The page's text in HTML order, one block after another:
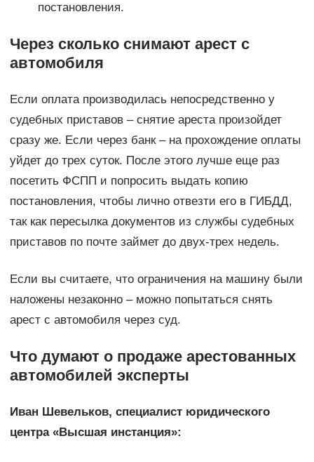
постановления.
Через сколько снимают арест с
автомобиля
Если оплата производилась непосредственно у
судебных приставов – снятие ареста произойдет
сразу же. Если через банк – на прохождение оплаты
уйдет до трех суток. После этого лучше еще раз
посетить ФСПП и попросить выдать копию
постановления, чтобы лично отвезти его в ГИБДД,
так как пересылка документов из службы судебных
приставов по почте займет до двух-трех недель.
Если вы считаете, что ограничения на машину были
наложены незаконно – можно попытаться снять
арест с автомобиля через суд.
Что думают о продаже арестованных
автомобилей эксперты
Иван Шевельков, специалист юридического
центра «Высшая инстанция»: